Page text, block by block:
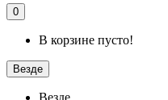
0
В корзине пусто!
Везде
Везде